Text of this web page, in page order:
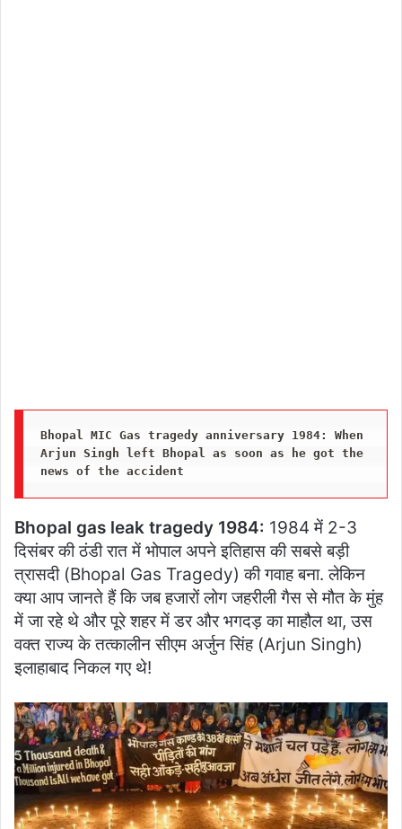
Bhopal MIC Gas tragedy anniversary 1984: When
Arjun Singh left Bhopal as soon as he got the
news of the accident
Bhopal gas leak tragedy 1984: 1984 में 2-3
दिसंबर की ठंडी रात में भोपाल अपने इतिहास की सबसे बड़ी
त्रासदी (Bhopal Gas Tragedy) की गवाह बना. लेकिन
क्या आप जानते हैं कि जब हजारों लोग जहरीली गैस से मौत के मुंह
में जा रहे थे और पूरे शहर में डर और भगदड़ का माहौल था, उस
वक्त राज्य के तत्कालीन सीएम अर्जुन सिंह (Arjun Singh)
इलाहाबाद निकल गए थे!